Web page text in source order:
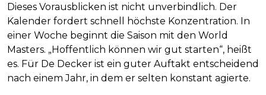
Dieses Vorausblicken ist nicht unverbindlich. Der
Kalender fordert schnell höchste Konzentration. In
einer Woche beginnt die Saison mit den World
Masters. „Hoffentlich können wir gut starten“, heißt
es. Für De Decker ist ein guter Auftakt entscheidend
nach einem Jahr, in dem er selten konstant agierte.